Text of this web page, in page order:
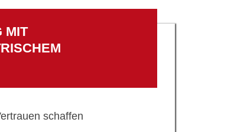
MIT
schaffen